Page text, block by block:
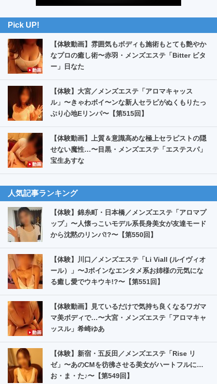
Pick UP!
【体験動画】雰囲気もボディも施術もとても艶やか
なプロの癒し術〜赤羽・メンズエステ「Bitter ビタ
ー」日なた
【体験】大宮／メンズエステ「アロマキャッス
ル」〜きゃわボイ〜ンな新人セラピがぬくもりたっ
ぷり心地Eリンパ〜【第515回】
【体験動画】上質＆意識高めな極上セラピストの隠
せない魔性…〜目黒・メンズエステ「エステスパ」
宝生あすな
人気記事ランキング
【体験】錦糸町・日本橋／メンズエステ「アロマプ
ップ」〜人懐っこいモデル系長身美女が友達モード
から沈黙のリンパ!?〜【第550回】
【体験】川口／メンズエステ「Li Viall (ルイヴィオ
ール）」〜Jボインなエンタメ系お姉様の元気にな
る癒し愛でウキウキ!?〜【第551回】
【体験動画】見ているだけで気持ち良くなるワガマ
マ美ボディで…〜大宮・メンズエステ「アロマキャ
ッスル」希崎ゆあ
【体験】新宿・五反田／メンズエステ「Rise リ
ゼ」〜あのCMを彷彿させる美女がハートフルに…
お・ま・た️♪〜【第549回】